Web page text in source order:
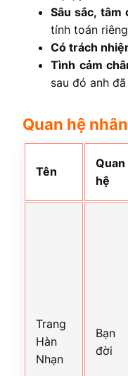
Sâu sắc, tâm
tính toán
Có trách
Tình cảm
sau đó anh
Quan hệ
Tên
Quan
hệ
Trang
Hàn
Nhạn
Bạn
đời